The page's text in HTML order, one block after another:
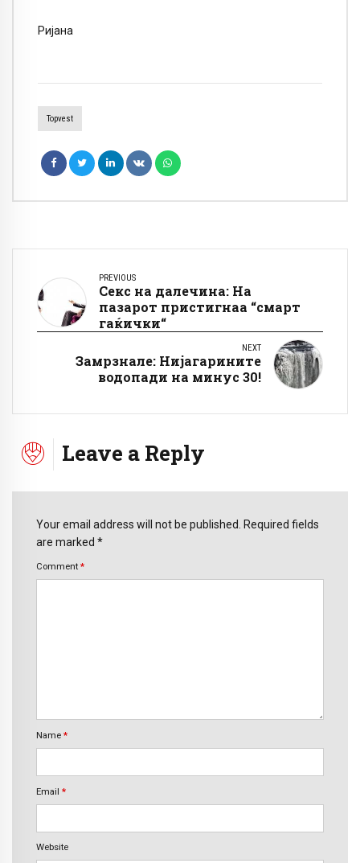
Ријана
Topvest
PREVIOUS
Секс на далечина: На
пазарот пристигнаа “смарт
гаќички“
NEXT
Замрзнале: Нијагарините
водопади на минус 30!
Leave a Reply
Your email address will not be published. Required fields
are marked *
Comment *
Name *
Email *
Website